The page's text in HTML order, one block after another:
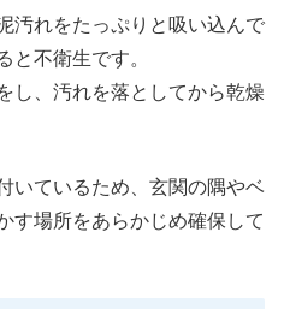
汚れをたっぷりと吸い込んで
と不衛生です。
し、汚れを落としてから乾燥
いているため、玄関の隅やベ
す場所をあらかじめ確保して